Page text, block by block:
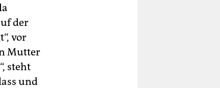
der
vor
Mutter
steht
und